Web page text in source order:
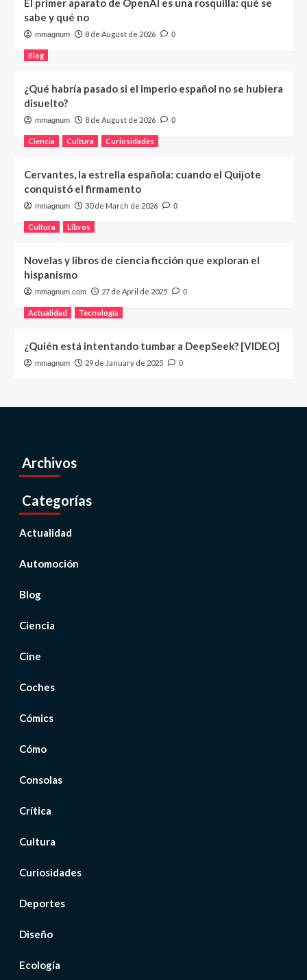
El primer aparato de OpenAI es una rosquilla: qué se
sabe y qué no
mmagnum 8 de August de 2026 0
Blog
¿Qué habría pasado si el imperio español no se hubiera
disuelto?
mmagnum 8 de August de 2026 0
Ciencia Cultura Curiosidades
Cervantes, la estrella española: cuando el Quijote
conquistó el firmamento
mmagnum 30 de March de 2026 0
Cultura Libros
Novelas y libros de ciencia ficción que exploran el
hispanismo
mmagnum.com 27 de April de 2025 0
Actualidad Tecnología
¿Quién está intentando tumbar a DeepSeek? [VIDEO]
mmagnum 29 de January de 2025 0
Archivos
Categorías
Actualidad
Automoción
Blog
Ciencia
Cine
Coches
Cómics
Cómo
Consolas
Crítica
Cultura
Curiosidades
Deportes
Diseño
Ecología